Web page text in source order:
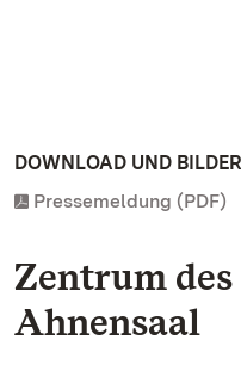
DOWNLOAD UND BILDER
Pressemeldung (PDF)
Zentrum des
Ahnensaal